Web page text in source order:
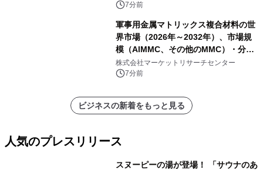
7分前
軍事用金属マトリックス複合材料の世
界市場（2026年～2032年）、市場規
模（AlMMC、その他のMMC）・分析
レポートを発表
株式会社マーケットリサーチセンター
7分前
ビジネスの新着をもっと見る
人気のプレスリリース
スヌーピーの湯が登場！ 「サウナのあ